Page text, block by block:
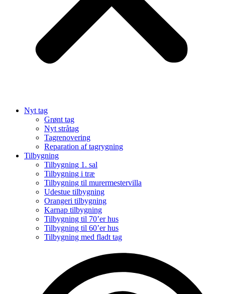
Nyt tag
Grønt tag
Nyt stråtag
Tagrenovering
Reparation af tagrygning
Tilbygning
Tilbygning 1. sal
Tilbygning i træ
Tilbygning til murermestervilla
Udestue tilbygning
Orangeri tilbygning
Karnap tilbygning
Tilbygning til 70’er hus
Tilbygning til 60’er hus
Tilbygning med fladt tag